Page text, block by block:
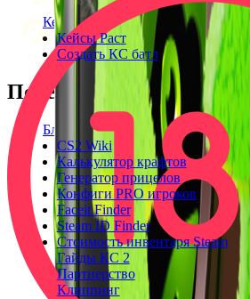
Кейсы КС2
Кейсы Раст
Создать КС батл
Полезное
Блог
CS2 Wiki
Калькулятор крафтов
Генератор прицелов
Конфиги PRO игроков
Faceit Finder
Steam ID Finder
Стоимость инвентаря Steam
Гайды КС 2
Партнерство
Клиппинг